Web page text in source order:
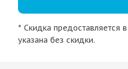
* Скидка предоставляется
указана без скидки.